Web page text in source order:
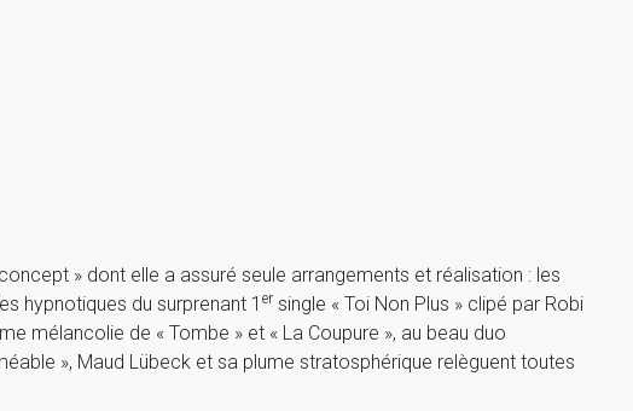
» dont elle a assuré seule arrangements et réalisation : les
hypnotiques du surprenant 1 er single « Toi Non Plus » clipé par Robi
mélancolie de « Tombe » et « La Coupure », au beau duo
», Maud Lübeck et sa plume stratosphérique relèguent toutes